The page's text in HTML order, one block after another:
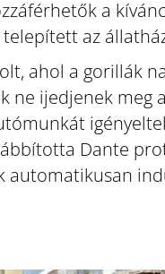
a
az
ahol a gorillák
ijedjenek meg
Dante
automatikusan